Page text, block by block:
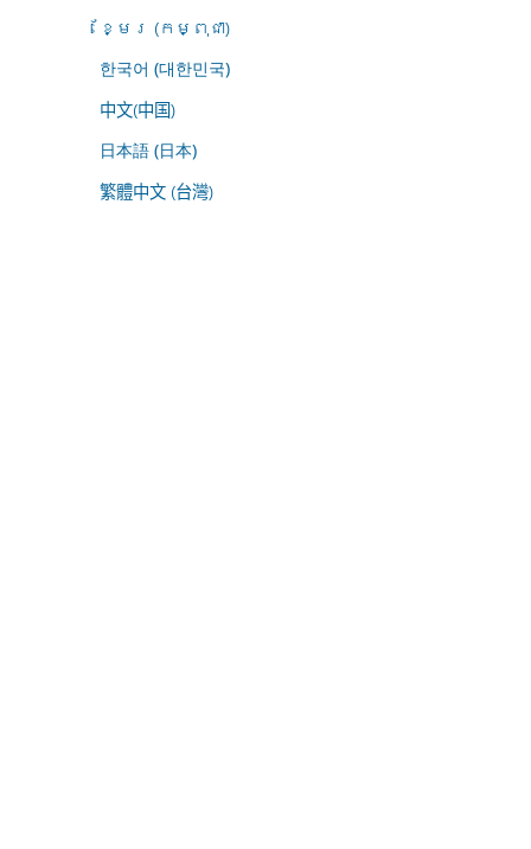
ខ្មែរ (កម្ពុជា)
한국어 (대한민국)
中文(中国)
日本語 (日本)
繁體中文 (台灣)